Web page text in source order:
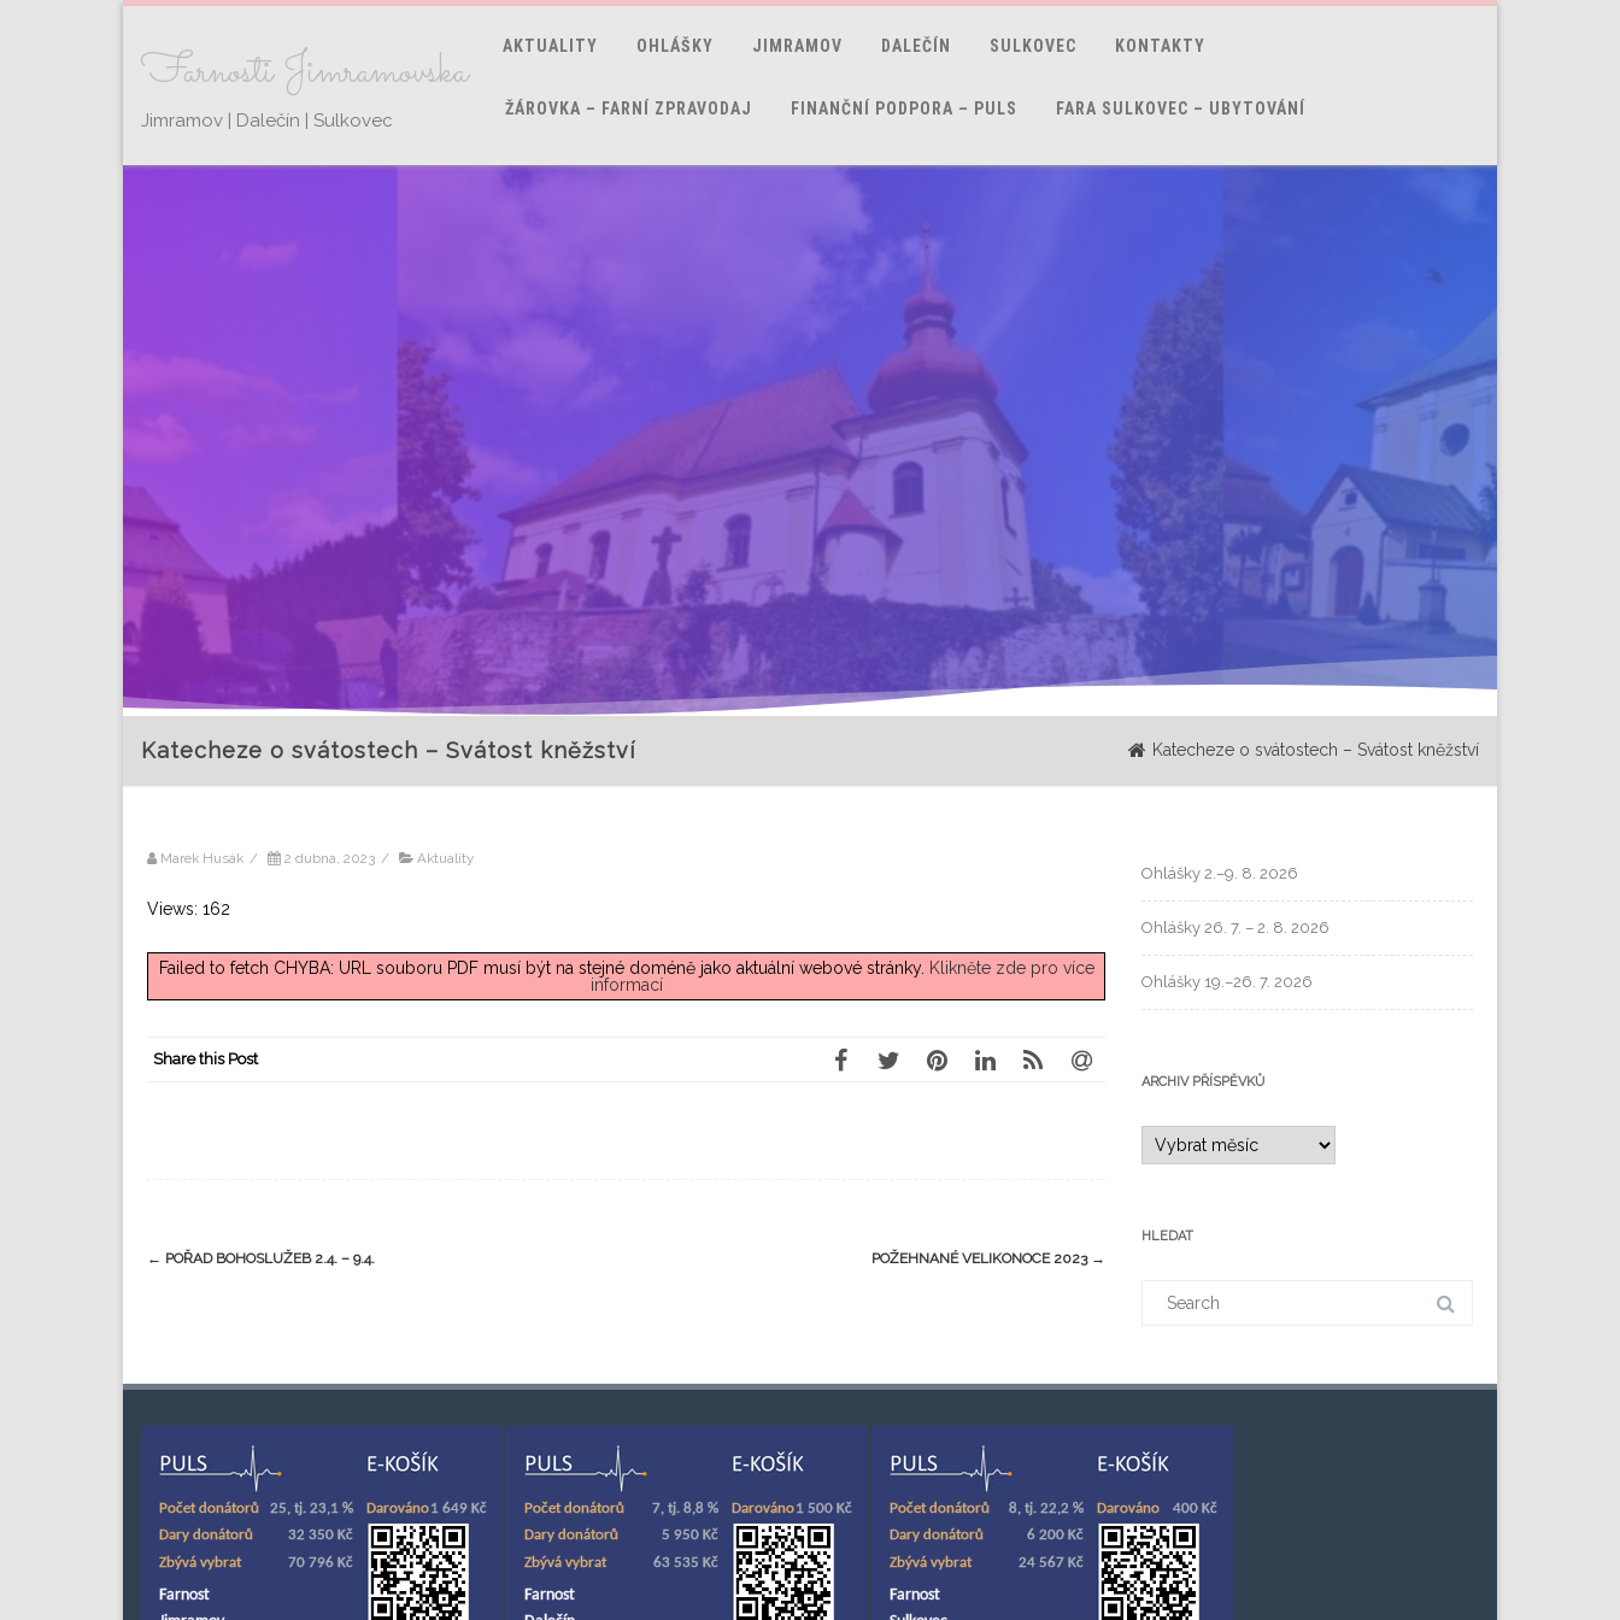
Farnosti Jimramovska
Jimramov | Dalečín | Sulkovec
AKTUALITY OHLÁŠKY JIMRAMOV DALEČÍN SULKOVEC KONTAKTY
ŽÁROVKA – FARNÍ ZPRAVODAJ FINANČNÍ PODPORA – PULS FARA SULKOVEC – UBYTOVÁNÍ
Katecheze o svátostech – Svátost kněžství Katecheze o svátostech – Svátost kněžství
Marek Husák / 2 dubna, 2023 / Aktuality
Views: 162
Failed to fetch CHYBA: URL souboru PDF musí být na stejné doméně jako aktuální webové stránky. Klikněte zde pro více
informací
Share this Post
← POŘAD BOHOSLUŽEB 2.4. – 9.4. POŽEHNANÉ VELIKONOCE 2023 →
Ohlášky 2.–9. 8. 2026
Ohlášky 26. 7. – 2. 8. 2026
Ohlášky 19.–26. 7. 2026
ARCHIV PŘÍSPĚVKŮ
HLEDAT